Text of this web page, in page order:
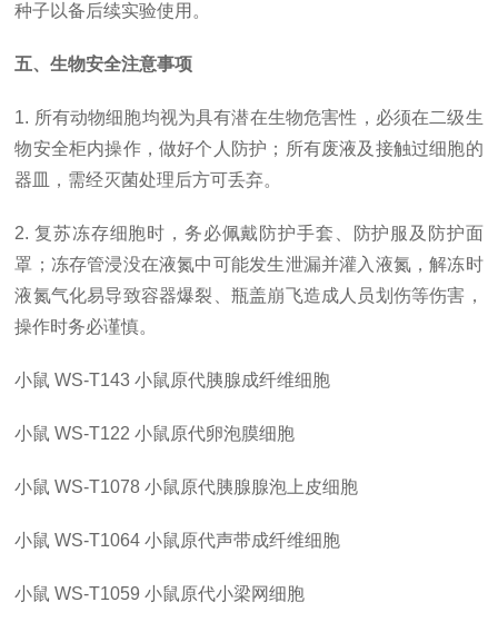
种子以备后续实验使用。
五、生物安全注意事项
1. 所有动物细胞均视为具有潜在生物危害性，必须在二级生
物安全柜内操作，做好个人防护；所有废液及接触过细胞的
器皿，需经灭菌处理后方可丢弃。
2. 复苏冻存细胞时，务必佩戴防护手套、防护服及防护面
罩；冻存管浸没在液氮中可能发生泄漏并灌入液氮，解冻时
液氮气化易导致容器爆裂、瓶盖崩飞造成人员划伤等伤害，
操作时务必谨慎。
小鼠 WS-T143 小鼠原代胰腺成纤维细胞
小鼠 WS-T122 小鼠原代卵泡膜细胞
小鼠 WS-T1078 小鼠原代胰腺腺泡上皮细胞
小鼠 WS-T1064 小鼠原代声带成纤维细胞
小鼠 WS-T1059 小鼠原代小梁网细胞